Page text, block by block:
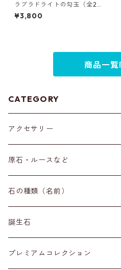
ラブラドライトの勾玉（全2
種）
¥3,800
商品一覧
CATEGORY
アクセサリー
ブレスレット
イヤリング・ピアス
ネックレス・ペンダントトップ
リング
原石・ルースなど
原石
丸玉
標本
石の種類（名前）
ア行
アイオライト
カ行
誕生石
１月
プレミアムコレクション